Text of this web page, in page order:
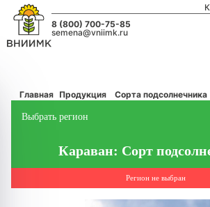
8 (800) 700-75-85
semena@vniimk.ru
Главная Продукция Сорта подсолнечника
Выбрать регион
Караван: Сорт
Регион не выбран